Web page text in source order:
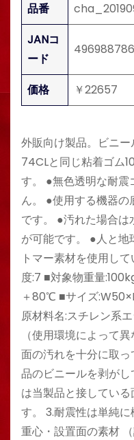
品番
JANコ
ード
価格 ￥22657
外販向け製品。ビニ
74CLと同じ粘着ゴム
す。 ●無色透明な耐
ん。 ●使用する機器
です。 ●汚れた場合
が可能です。 ●人と地
トマー素材を使用し
度:7 ■対象物重量
＋80℃ ■サイズ
原材料名:スチレン系
（使用環境によって
面の汚れを十分に取
品のビニールを剥が
は当製品と接してい
す。 3.耐震性は単純
重心・設置面の素材